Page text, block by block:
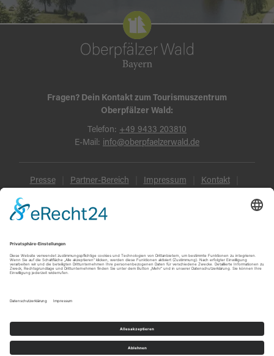
Fragen? Dein Kontakt zum Tourismuszentrum
Oberpfälzer Wald:
Telefon: +49 9433 203810
E-Mail: info@oberpfaelzerwald.de
Presse Partner-Bereich Impressum Kontakt
Datenschutz